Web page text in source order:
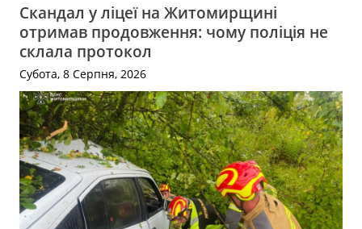
Скандал у ліцеї на Житомирщині
отримав продовження: чому поліція не
склала протокол
Субота, 8 Серпня, 2026